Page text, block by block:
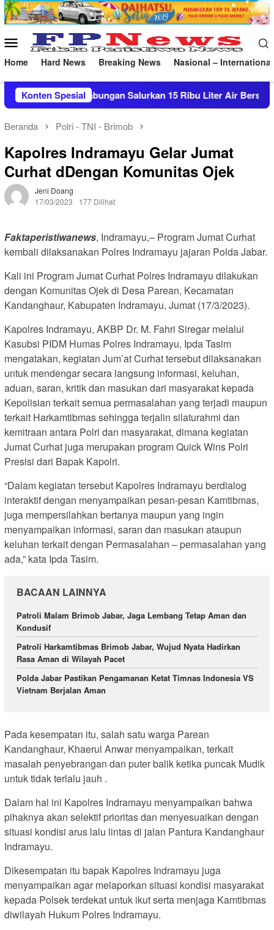
Loncat
ke
Menu
Mobile
Home Hard News Breaking News Nasional – International
Konten Spesial
15 Ribu Liter Air Bersih ke Pasekan Patroli
Beranda Polri - TNI - Brimob
Kapolres Indramayu Gelar Jumat
Curhat dDengan Komunitas Ojek
Jeni Doang
17/03/2023
177 Dilihat
Faktaperistiwanews, Indramayu,– Program Jumat Curhat
kembali dilaksanakan Polres Indramayu jajaran Polda Jabar.
Kali ini Program Jumat Curhat Polres Indramayu dilakukan
dengan Komunitas Ojek di Desa Parean, Kecamatan
Kandanghaur, Kabupaten Indramayu, Jumat (17/3/2023).
Kapolres Indramayu, AKBP Dr. M. Fahri Siregar melalui
Kasubsi PIDM Humas Polres Indramayu, Ipda Tasim
mengatakan, kegiatan Jum’at Curhat tersebut dilaksanakan
untuk mendengar secara langsung informasi, keluhan,
aduan, saran, kritik dan masukan dari masyarakat kepada
Kepolisian terkait semua permasalahan yang terjadi maupun
terkait Harkamtibmas sehingga terjalin silaturahmi dan
kemitraan antara Polri dan masyarakat, dimana kegiatan
Jumat Curhat juga merupakan program Quick Wins Polri
Presisi dari Bapak Kapolri.
“Dalam kegiatan tersebut Kapolres Indramayu berdialog
interaktif dengan menyampaikan pesan-pesan Kamtibmas,
juga mempersilahkan bertanya maupun yang ingin
menyampaikan informasi, saran dan masukan ataupun
keluhan terkait dengan Permasalahan – permasalahan yang
ada,” kata Ipda Tasim.
BACAAN LAINNYA
Patroli Malam Brimob Jabar, Jaga Lembang Tetap Aman dan
Kondusif
Patroli Harkamtibmas Brimob Jabar, Wujud Nyata Hadirkan
Rasa Aman di Wilayah Pacet
Polda Jabar Pastikan Pengamanan Ketat Timnas Indonesia VS
Vietnam Berjalan Aman
Pada kesempatan itu, salah satu warga Parean
Kandanghaur, Khaerul Anwar menyampaikan, terkait
masalah penyebrangan dan puter balik ketika puncak Mudik
untuk tidak terlalu jauh .
Dalam hal ini Kapolres Indramayu menyampaikan bahwa
pihaknya akan selektif prioritas dan menyesuaikan dengan
situasi kondisi arus lalu lintas di jalan Pantura Kandanghaur
Indramayu.
Dikesempatan itu bapak Kapolres Indramayu juga
menyampaikan agar melaporkan situasi kondisi masyarakat
kepada Polsek terdekat untuk ikut serta menjaga Kamtibmas
diwilayah Hukum Polres Indramayu.